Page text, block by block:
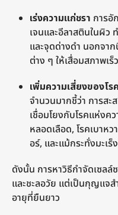
เร่งความแก่ชรา การอั
เจนและอีลาสตินในผิว
และจุดด่างดำ นอกจา
ต่าง ๆ ให้เสื่อมสภาพเร็
เพิ่มความเสี่ยงของโ
จำนวนมากชี้ว่า การส
เชื่อมโยงกับโรคแห่งค
หลอดเลือด, โรคเบาห
อร์, และแม้กระทั่งมะเ
ดังนั้น การหาวิธีกำจัดเซลล์
และชะลอวัย แต่เป็นกุญแจ
อายุที่ยืนยาว